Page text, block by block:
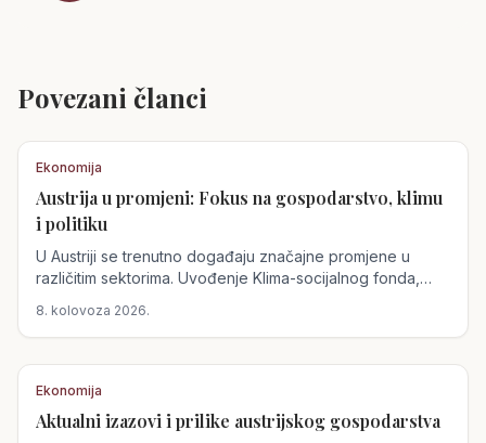
Povezani članci
Ekonomija
Austrija u promjeni: Fokus na gospodarstvo, klimu
i politiku
U Austriji se trenutno događaju značajne promjene u
različitim sektorima. Uvođenje Klima-socijalnog fonda,
budućnost zemlje.
8. kolovoza 2026.
Ekonomija
Aktualni izazovi i prilike austrijskog gospodarstva